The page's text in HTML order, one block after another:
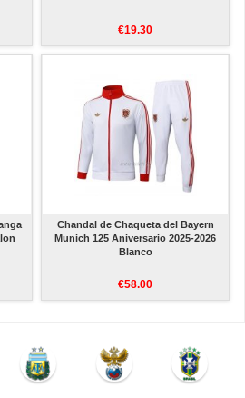
€19.30
Chandal de Chaqueta del Bayern
Munich 125 Aniversario 2025-2026
Blanco
€58.00